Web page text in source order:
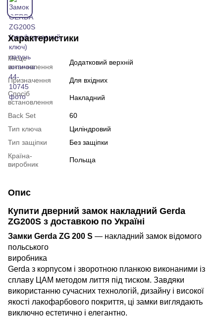
Характеристики
Місце
встановлення
Додатковий верхній
Призначення
Для вхідних
Спосіб
встановлення
Накладний
Back Set
60
Тип ключа
Циліндровий
Тип защіпки
Без защіпки
Країна-
виробник
Польща
Опис
Купити дверний замок накладний Gerda
ZG200S з доставкою по Україні
Замки Gerda ZG 200 S — накладний замок відомого
польського
виробника
Gerda з корпусом і зворотною планкою виконаними із
сплаву ЦАМ методом лиття під тиском. Завдяки
використанню сучасних технологій, дизайну і високої
якості лакофарбового покриття, ці замки виглядають
виключно естетично і елегантно.